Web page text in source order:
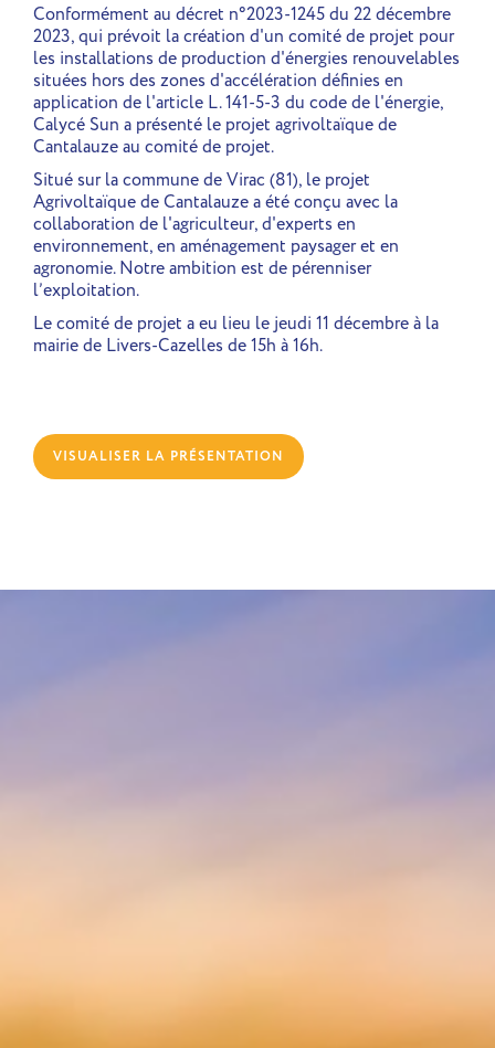
Conformément au décret n°2023-1245 du 22 décembre
2023, qui prévoit la création d'un comité de projet pour
les installations de production d'énergies renouvelables
situées hors des zones d'accélération définies en
application de l'article L. 141-5-3 du code de l'énergie,
Calycé Sun a présenté le projet agrivoltaïque de
Cantalauze au comité de projet.
Situé sur la commune de Virac (81), le projet
Agrivoltaïque de Cantalauze a été conçu avec la
collaboration de l'agriculteur, d'experts en
environnement, en aménagement paysager et en
agronomie. Notre ambition est de pérenniser
l’exploitation.
Le comité de projet a eu lieu le jeudi 11 décembre à la
mairie de Livers-Cazelles de 15h à 16h.
VISUALISER LA PRÉSENTATION